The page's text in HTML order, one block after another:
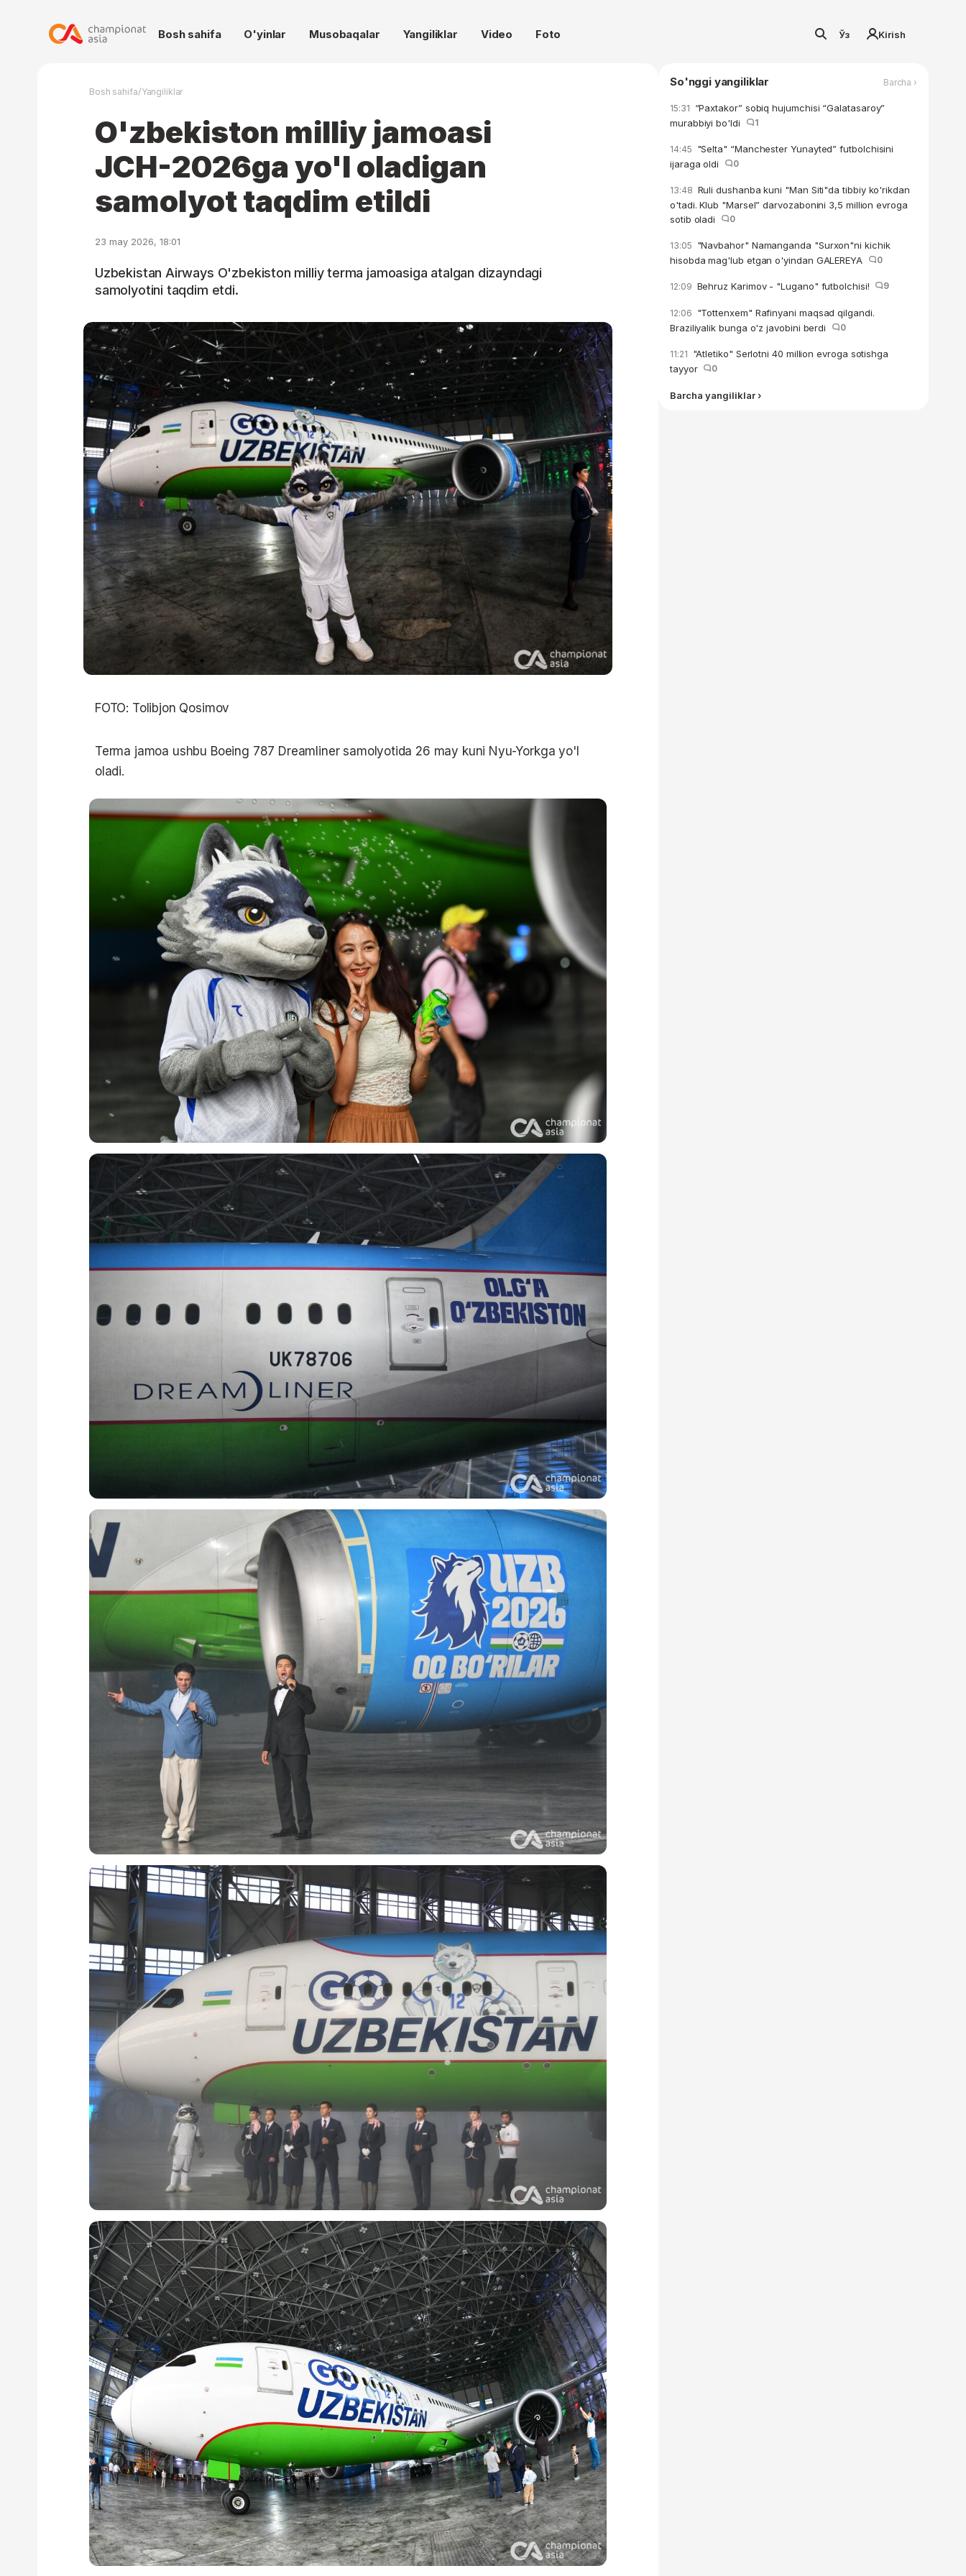
Bosh sahifa O'yinlar Musobaqalar Yangiliklar Video Foto Ўз Kirish
Bosh sahifa/Yangiliklar
O'zbekiston milliy jamoasi
JCH-2026ga yo'l oladigan
samolyot taqdim etildi
23 may 2026, 18:01
Uzbekistan Airways O'zbekiston milliy terma jamoasiga atalgan dizayndagi
samolyotini taqdim etdi.
FOTO: Tolibjon Qosimov
Terma jamoa ushbu Boeing 787 Dreamliner samolyotida 26 may kuni Nyu-Yorkga yo'l
oladi.
So'nggi yangiliklar Barcha ›
15:31 “Paxtakor” sobiq hujumchisi “Galatasaroy”
murabbiyi bo'ldi
1
14:45 "Selta" “Manchester Yunayted” futbolchisini
ijaraga oldi
0
13:48 Ruli dushanba kuni "Man Siti"da tibbiy ko'rikdan
o'tadi. Klub "Marsel” darvozabonini 3,5 million evroga
sotib oladi
0
13:05 "Navbahor" Namanganda "Surxon"ni kichik
hisobda mag'lub etgan o'yindan GALEREYA
0
12:09 Behruz Karimov - "Lugano" futbolchisi! 9
12:06 "Tottenxem" Rafinyani maqsad qilgandi.
Braziliyalik bunga o'z javobini berdi
0
11:21 "Atletiko" Serlotni 40 million evroga sotishga
tayyor
0
Barcha yangiliklar ›